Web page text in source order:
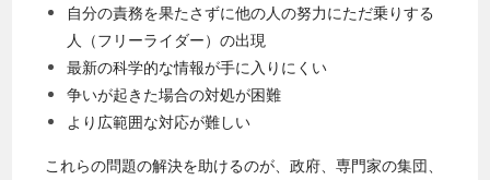
自分の責務を果たさずに他の人の努力にただ乗りする
人（フリーライダー）の出現
最新の科学的な情報が手に入りにくい
争いが起きた場合の対処が困難
より広範囲な対応が難しい
これらの問題の解決を助けるのが、政府、専門家の集団、